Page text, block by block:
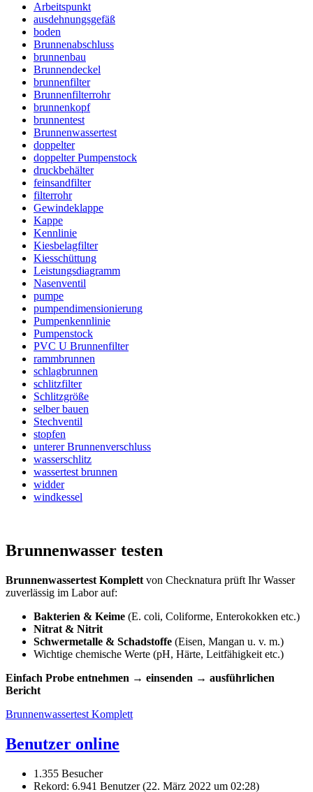
Arbeitspunkt
ausdehnungsgefäß
boden
Brunnenabschluss
brunnenbau
Brunnendeckel
brunnenfilter
Brunnenfilterrohr
brunnenkopf
brunnentest
Brunnenwassertest
doppelter
doppelter Pumpenstock
druckbehälter
feinsandfilter
filterrohr
Gewindeklappe
Kappe
Kennlinie
Kiesbelagfilter
Kiesschüttung
Leistungsdiagramm
Nasenventil
pumpe
pumpendimensionierung
Pumpenkennlinie
Pumpenstock
PVC U Brunnenfilter
rammbrunnen
schlagbrunnen
schlitzfilter
Schlitzgröße
selber bauen
Stechventil
stopfen
unterer Brunnenverschluss
wasserschlitz
wassertest brunnen
widder
windkessel
Brunnenwasser testen
Brunnenwassertest Komplett von Checknatura prüft Ihr Wasser
zuverlässig im Labor auf:
Bakterien & Keime (E. coli, Coliforme, Enterokokken etc.)
Nitrat & Nitrit
Schwermetalle & Schadstoffe (Eisen, Mangan u. v. m.)
Wichtige chemische Werte (pH, Härte, Leitfähigkeit etc.)
Einfach Probe entnehmen → einsenden → ausführlichen
Bericht
Brunnenwassertest Komplett
Benutzer online
1.355 Besucher
Rekord: 6.941 Benutzer (22. März 2022 um 02:28)